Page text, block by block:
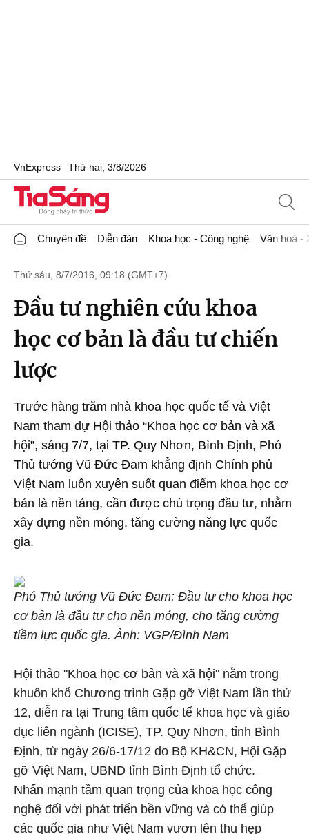
VnExpress Thứ hai, 3/8/2026
Chuyên đề Diễn đàn Khoa học - Công nghệ Văn hoá -
Thứ sáu, 8/7/2016, 09:18 (GMT+7)
Đầu tư nghiên cứu khoa
học cơ bản là đầu tư chiến
lược
Trước hàng trăm nhà khoa học quốc tế và Việt
Nam tham dự Hội thảo “Khoa học cơ bản và xã
hội”, sáng 7/7, tại TP. Quy Nhơn, Bình Định, Phó
Thủ tướng Vũ Đức Đam khẳng định Chính phủ
Việt Nam luôn xuyên suốt quan điểm khoa học cơ
bản là nền tảng, cần được chú trọng đầu tư, nhằm
xây dựng nền móng, tăng cường năng lực quốc
gia.
Phó Thủ tướng Vũ Đức Đam: Đầu tư cho khoa học
cơ bản là đầu tư cho nền móng, cho tăng cường
tiềm lực quốc gia. Ảnh: VGP/Đình Nam
Hội thảo "Khoa học cơ bản và xã hội" nằm trong
khuôn khổ Chương trình Gặp gỡ Việt Nam lần thứ
12, diễn ra tại Trung tâm quốc tế khoa học và giáo
dục liên ngành (ICISE), TP. Quy Nhơn, tỉnh Bình
Định, từ ngày 26/6-17/12 do Bộ KH&CN, Hội Gặp
gỡ Việt Nam, UBND tỉnh Bình Định tổ chức.
Nhấn mạnh tầm quan trọng của khoa học công
nghệ đối với phát triển bền vững và có thể giúp
các quốc gia như Việt Nam vươn lên thu hẹp